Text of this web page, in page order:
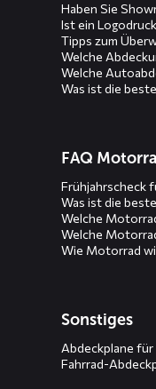
Haben Sie
Ist ein
Tipps zum
Welche
Welche
Was ist die
FAQ
Frühjahrscheck
Was ist die
Welche
Welche
Wie Motorrad
Sonstiges
Abdeckplane
Fahrrad-